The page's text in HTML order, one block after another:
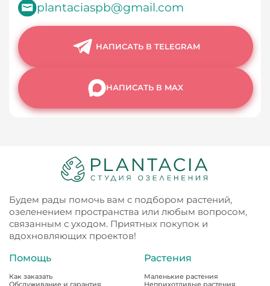
plantaciaspb@gmail.com
НАПИСАТЬ В TELEGRAM
НАПИСАТЬ В MAX
Будем рады помочь вам с подбором растений,
озеленением пространства или любым вопросом,
связанным с уходом. Приятных покупок и
вдохновляющих проектов!
Помощь
Как заказать
Растения
Маленькие растения